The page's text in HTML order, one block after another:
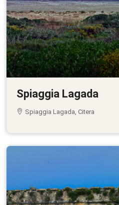
Spiaggia Lagada
Spiaggia Lagada, Citera